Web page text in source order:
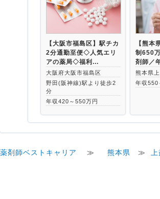
【大阪市福島区】駅チカ
2分通勤至便◇人気エリ
アの薬局◇福利…
大阪府大阪市福島区
野田(阪神線)駅より徒歩2
分
年収420～550万円
【熊本
制650
剤師／
熊本県
年収550
薬剤師ベストキャリア ≫ 熊本県 ≫ 上